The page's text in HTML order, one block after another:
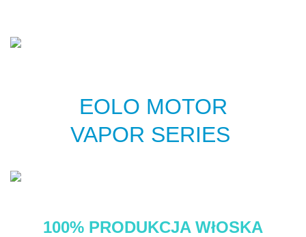
EOLO MOTOR
VAPOR SERIES
100% PRODUKCJA WłOSKA